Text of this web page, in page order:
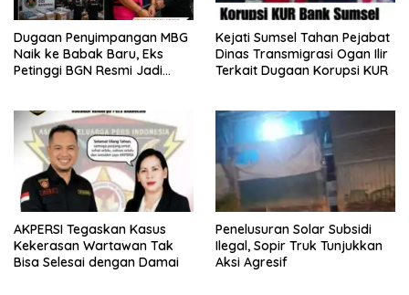
Dugaan Penyimpangan MBG
Naik ke Babak Baru, Eks
Petinggi BGN Resmi Jadi
Kejati Sumsel Tahan Pejabat
Dinas Transmigrasi Ogan Ilir
Terkait Dugaan Korupsi KUR
AKPERSI Tegaskan Kasus
Kekerasan Wartawan Tak
Bisa Selesai dengan Damai
Penelusuran Solar Subsidi
Ilegal, Sopir Truk Tunjukkan
Aksi Agresif